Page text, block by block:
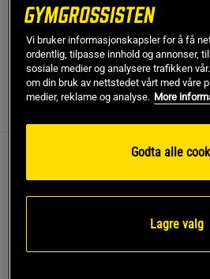
tilsetningsstoffer – et enkelt valg
søvnkvalitet og restitusjon etter
Les mer
ZMA 90 kapsler fra Fairing er et
gjennomtenkt kombinasjon av
B6. Denne sammensetningen er
et tilskudd som bidrar til normal
Vi bruker informasjonskapsler for å få
ordentlig, tilpasse innhold og annonser,
sosiale medier og analysere trafikken
om din bruk av nettstedet vårt med våre
medier, reklame og analyse. More
Godta alle
Lagre valg